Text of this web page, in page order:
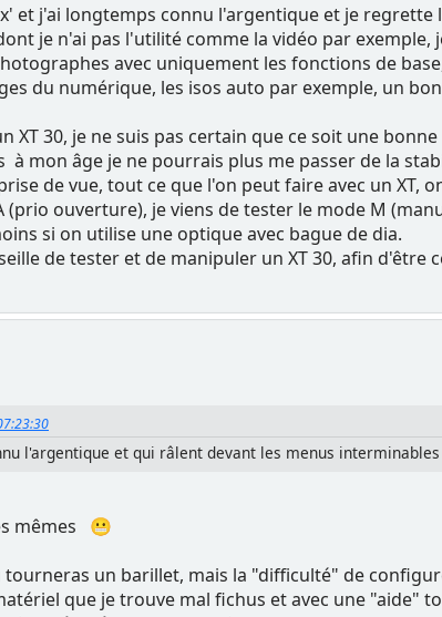
et j'ai longtemps connu l'argentique et je
je n'ai pas l'utilité comme la vidéo par
avec uniquement les fonctions de
du numérique, les isos auto par exemple, un
XT 30, je ne suis pas certain que ce soit une
à mon âge je ne pourrais plus me passer de la
de vue, tout ce que l'on peut faire avec un XT,
ouverture), je viens de tester le mode M
si on utilise une optique avec bague de dia.
de tester et de manipuler un XT 30, afin
l'argentique et qui râlent devant les menus interminables
mêmes 😬
un barillet, mais la "difficulté" de
que je trouve mal fichus et avec une "aide"